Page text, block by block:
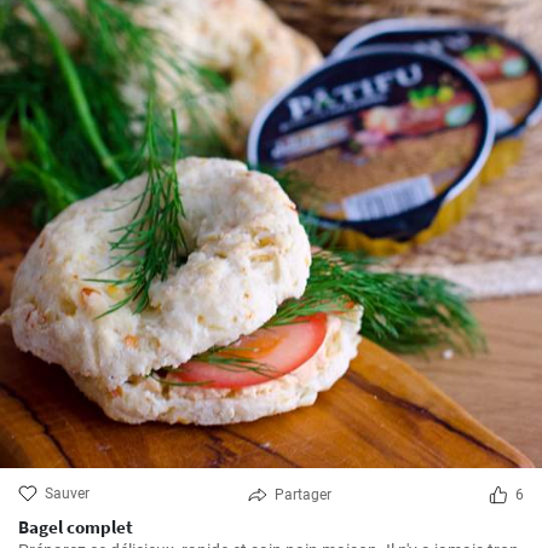
Sauver Partager 6
Bagel complet